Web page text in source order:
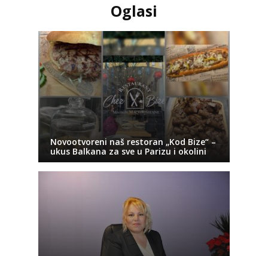
Oglasi
Novootvoreni naš restoran „Kod Bize“ –
ukus Balkana za sve u Parizu i okolini